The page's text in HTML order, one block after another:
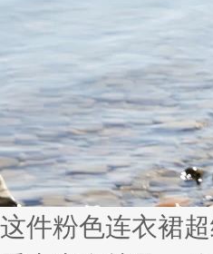
这件粉色连衣裙